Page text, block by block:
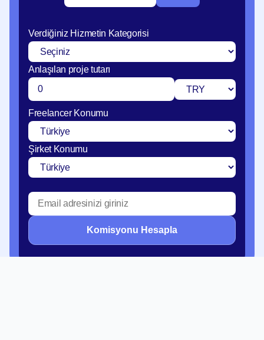
Verdiğiniz Hizmetin Kategorisi
Anlaşılan proje tutarı
Freelancer Konumu
Şirket Konumu
Komisyonu Hesapla